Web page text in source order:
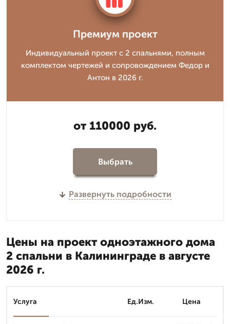
Премиум проект
Индивидуальный проект с 2 спальнями, полным
комплектом чертежей и сопровождением Федор и
Антон в 2026 г.
от 110000 руб.
Выбрать
Развернуть подробности
Цены на проект одноэтажного дома
2 спальни в Калининграде в августе
2026 г.
Услуга Ед.Изм. Цена